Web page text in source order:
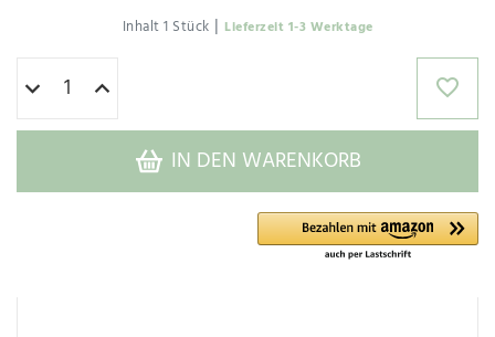
Inhalt1 Stück | Lieferzeit 1-3 Werktage
IN DEN WARENKORB